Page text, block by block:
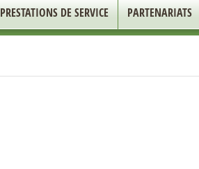
PRESTATIONS DE SERVICE PARTENARIATS